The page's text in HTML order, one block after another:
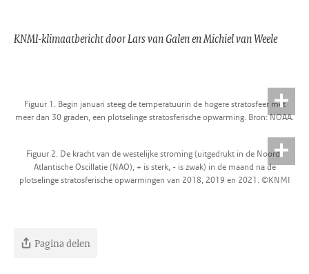
KNMI-klimaatbericht door Lars van Galen en Michiel van Weele
Figuur 1. Begin januari steeg de temperatuurin de hogere stratosfeer met
meer dan 30 graden, een plotselinge stratosferische opwarming. Bron: NOAA.
Figuur 2. De kracht van de westelijke stroming (uitgedrukt in de Noord-
Atlantische Oscillatie (NAO), + is sterk, - is zwak) in de maand na de
plotselinge stratosferische opwarmingen van 2018, 2019 en 2021. ©KNMI
Pagina delen